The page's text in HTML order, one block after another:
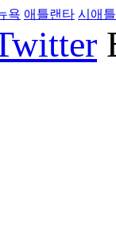
욕 애틀랜타 시애틀